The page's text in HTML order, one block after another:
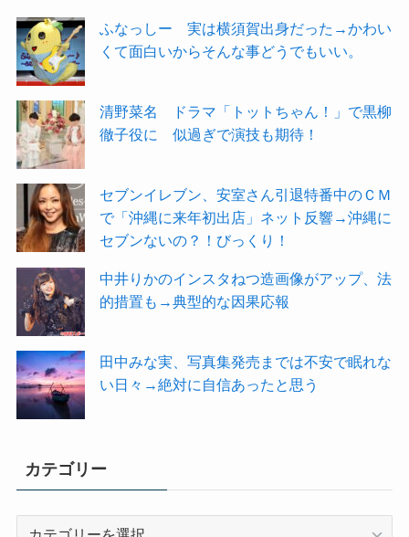
ふなっしー 実は横須賀出身だった→かわい
くて面白いからそんな事どうでもいい。
清野菜名 ドラマ「トットちゃん！」で黒柳
徹子役に 似過ぎで演技も期待！
セブンイレブン、安室さん引退特番中のＣＭ
で「沖縄に来年初出店」ネット反響→沖縄に
セブンないの？！びっくり！
中井りかのインスタねつ造画像がアップ、法
的措置も→典型的な因果応報
田中みな実、写真集発売までは不安で眠れな
い日々→絶対に自信あったと思う
カテゴリー